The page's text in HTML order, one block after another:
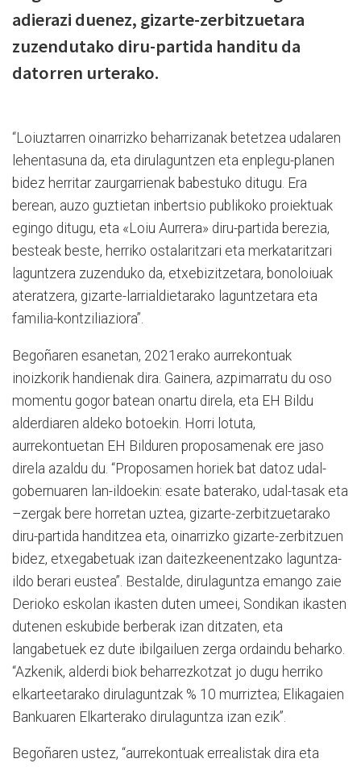
adierazi duenez, gizarte-zerbitzuetara
zuzendutako diru-partida handitu da
datorren urterako.
“Loiuztarren oinarrizko beharrizanak betetzea udalaren
lehentasuna da, eta dirulaguntzen eta enplegu-planen
bidez herritar zaurgarrienak babestuko ditugu. Era
berean, auzo guztietan inbertsio publikoko proiektuak
egingo ditugu, eta «Loiu Aurrera» diru-partida berezia,
besteak beste, herriko ostalaritzari eta merkataritzari
laguntzera zuzenduko da, etxebizitzetara, bonoloiuak
ateratzera, gizarte-larrialdietarako laguntzetara eta
familia-kontziliaziora”.
Begoñaren esanetan, 2021erako aurrekontuak
inoizkorik handienak dira. Gainera, azpimarratu du oso
momentu gogor batean onartu direla, eta EH Bildu
alderdiaren aldeko botoekin. Horri lotuta,
aurrekontuetan EH Bilduren proposamenak ere jaso
direla azaldu du. “Proposamen horiek bat datoz udal-
gobernuaren lan-ildoekin: esate baterako, udal-tasak eta
–zergak bere horretan uztea, gizarte-zerbitzuetarako
diru-partida handitzea eta, oinarrizko gizarte-zerbitzuen
bidez, etxegabetuak izan daitezkeenentzako laguntza-
ildo berari eustea”. Bestalde, dirulaguntza emango zaie
Derioko eskolan ikasten duten umeei, Sondikan ikasten
dutenen eskubide berberak izan ditzaten, eta
langabetuek ez dute ibilgailuen zerga ordaindu beharko.
“Azkenik, alderdi biok beharrezkotzat jo dugu herriko
elkarteetarako dirulaguntzak % 10 murriztea; Elikagaien
Bankuaren Elkarterako dirulaguntza izan ezik”.
Begoñaren ustez, “aurrekontuak errealistak dira eta